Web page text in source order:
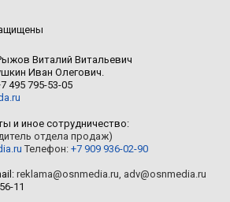
Виталий Витальевич
Иван Олегович.
495 795-53-05
и иное сотрудничество:
отдела продаж)
Телефон: +7 909 936-02-90
reklama@osnmedia.ru, adv@osnmedia.ru
11